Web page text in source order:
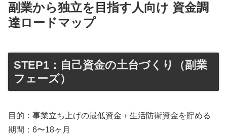
副業から独立を目指す人向け 資金調
達ロードマップ
STEP1：自己資金の土台づくり（副業
フェーズ）
目的：事業立ち上げの最低資金＋生活防衛資金を貯める
期間：6〜18ヶ月